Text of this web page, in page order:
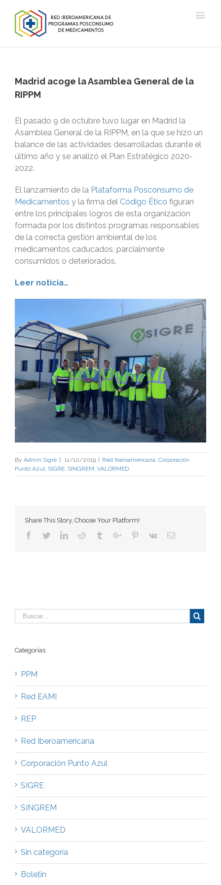
Madrid acoge la Asamblea General de la
RIPPM
El pasado 9 de octubre tuvo lugar en Madrid la
Asamblea General de la RIPPM, en la que se hizo un
balance de las actividades desarrolladas durante el
último año y se analizó el Plan Estratégico 2020-
2022.
El lanzamiento de la Plataforma Posconsumo de
Medicamentos y la firma del Código Ético figuran
entre los principales logros de esta organización
formada por los distintos programas responsables
de la correcta gestión ambiental de los
medicamentos caducados, parcialmente
consumidos o deteriorados.
Leer noticia…
By Admin Sigre 11/10/2019 Red Iberoamericana, Corporación
Punto Azul, SIGRE, SINGREM, VALORMED
Share This Story, Choose Your Platform!
Facebook
TwitterLinkedinReddit TumblrGoogle+Pinterest
Vk Email
Categorías
PPM
Red EAMI
REP
Red Iberoamericana
Corporación Punto Azul
SIGRE
SINGREM
VALORMED
Sin categoría
Boletin